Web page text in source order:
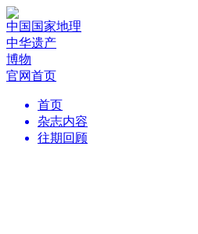
中国国家地理
中华遗产
博物
官网首页
首页
杂志内容
往期回顾